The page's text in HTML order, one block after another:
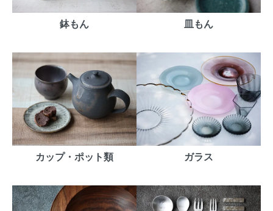
鉢もん 皿もん
カップ・ポット類 ガラス